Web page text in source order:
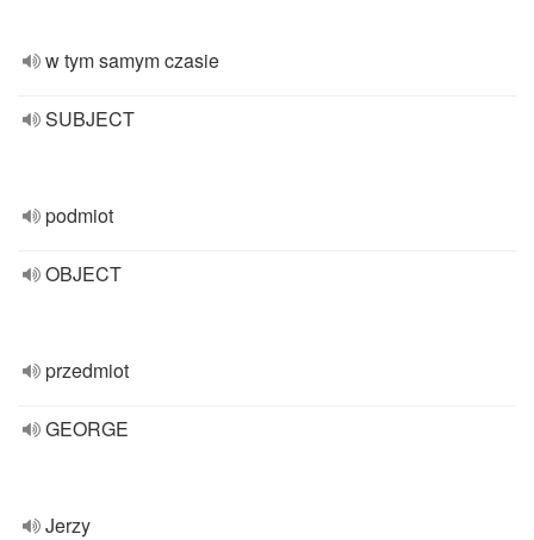
w tym samym czasie
SUBJECT
podmiot
OBJECT
przedmiot
GEORGE
Jerzy